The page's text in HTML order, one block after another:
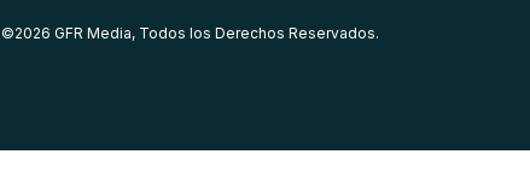
©2026 GFR Media, Todos los Derechos Reservados.